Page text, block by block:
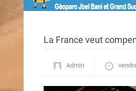
La France veut
Admin